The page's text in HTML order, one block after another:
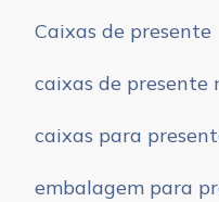
Caixas de presente
caixas de presente
caixas para
embalagem para